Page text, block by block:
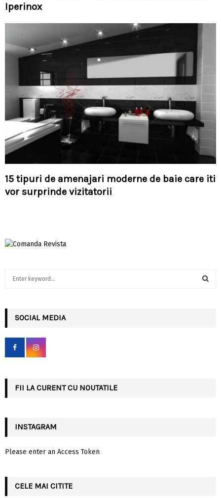
Iperinox
15 tipuri de amenajari moderne de baie care iti
vor surprinde vizitatorii
h
f
r
SOCIAL MEDIA
FII LA CURENT CU NOUTATILE
INSTAGRAM
Please enter an Access Token
CELE MAI CITITE